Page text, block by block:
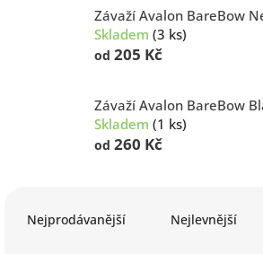
Závaží Avalon BareBow
Skladem (3 ks)
od 205 Kč
Závaží Avalon BareBow
Skladem (1 ks)
od 260 Kč
Nejprodávanější Nejlevnější